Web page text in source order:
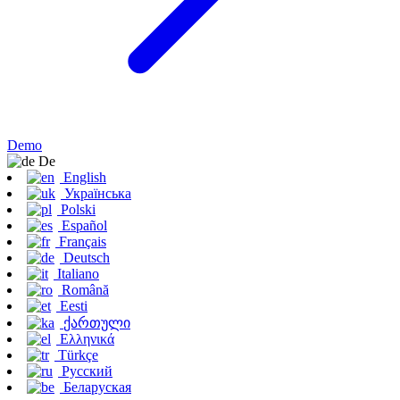
Demo
De
English
Українська
Polski
Español
Français
Deutsch
Italiano
Română
Eesti
ქართული
Ελληνικά
Türkçe
Русский
Беларуская